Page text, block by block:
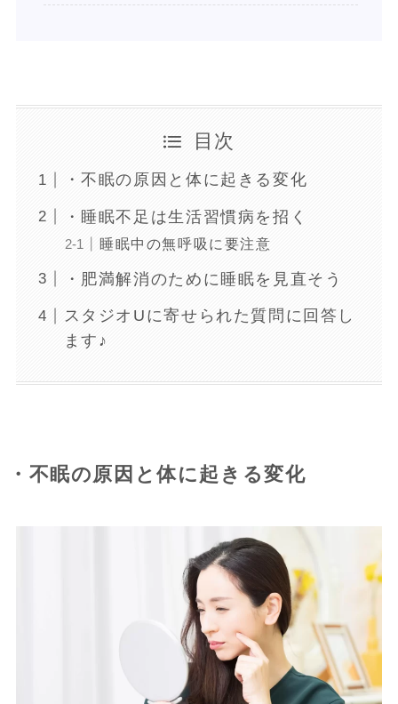
目次
・不眠の原因と体に起きる変化
・睡眠不足は生活習慣病を招く
睡眠中の無呼吸に要注意
・肥満解消のために睡眠を見直そう
スタジオUに寄せられた質問に回答し
ます♪
・不眠の原因と体に起きる変化